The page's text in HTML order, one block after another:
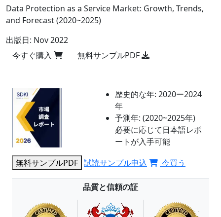
Data Protection as a Service Market: Growth, Trends,
and Forecast (2020~2025)
出版日: Nov 2022
今すぐ購入
無料サンプルPDF
歴史的な年: 2020ー2024
年
予測年: (2020~2025年)
必要に応じて日本語レポ
ートが入手可能
無料サンプルPDF 試読サンプル申込 今買う
品質と信頼の証